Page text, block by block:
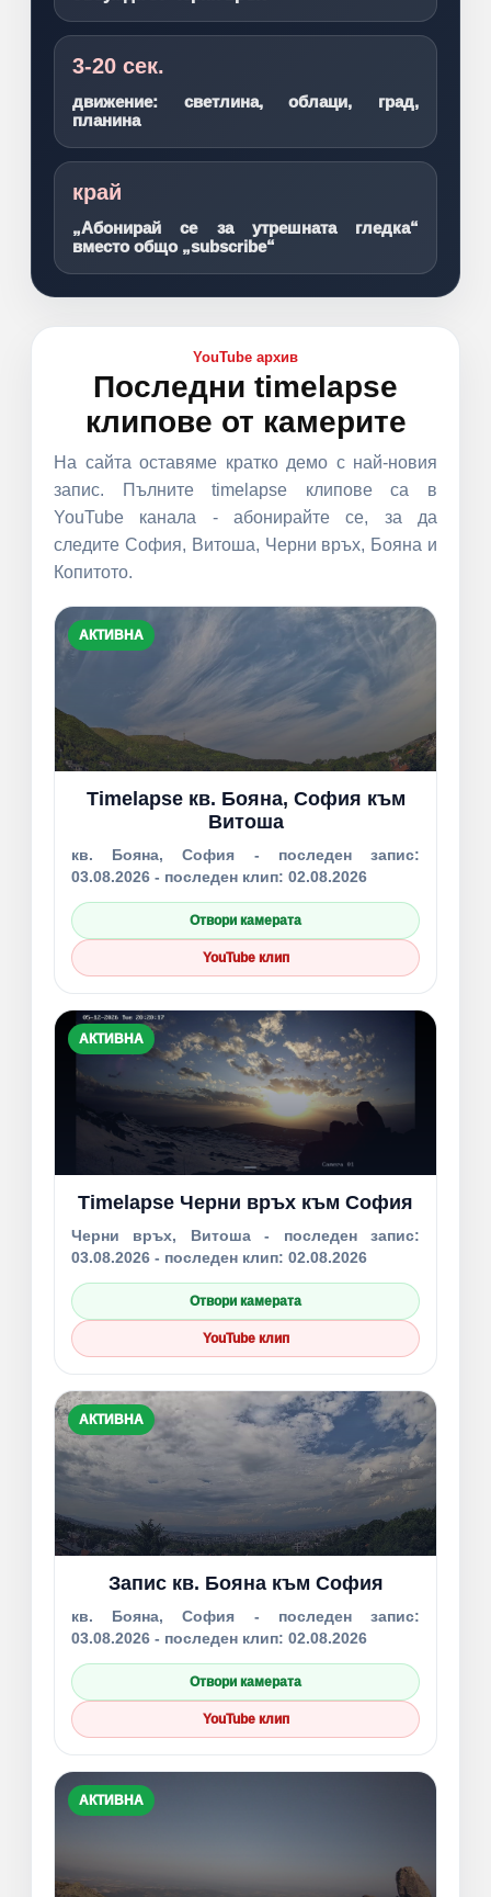
3-20 сек.
движение: светлина, облаци, град,
планина
край
„Абонирай се за утрешната гледка“
вместо общо „subscribe“
YouTube архив
Последни timelapse
клипове от камерите
На сайта оставяме кратко демо с най-новия
запис. Пълните timelapse клипове са в
YouTube канала - абонирайте се, за да
следите София, Витоша, Черни връх, Бояна и
Копитото.
АКТИВНА
Timelapse кв. Бояна, София към
Витоша
кв. Бояна, София - последен запис:
03.08.2026 - последен клип: 02.08.2026
Отвори камерата
YouTube клип
АКТИВНА
Timelapse Черни връх към София
Черни връх, Витоша - последен запис:
03.08.2026 - последен клип: 02.08.2026
Отвори камерата
YouTube клип
АКТИВНА
Запис кв. Бояна към София
кв. Бояна, София - последен запис:
03.08.2026 - последен клип: 02.08.2026
Отвори камерата
YouTube клип
АКТИВНА